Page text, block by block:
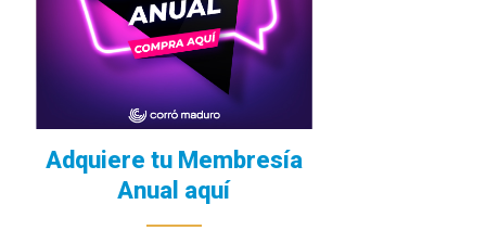
Adquiere tu Membresía
Anual aquí